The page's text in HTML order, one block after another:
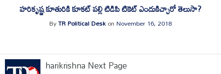
హరికృష్ణ కూతురికి కూకట్ పల్లి టిడిపి టికెట్ ఎందుకిచ్చారో తెలుసా?
ByTR Political DeskonNovember 16, 2018
harikrishna Next Page